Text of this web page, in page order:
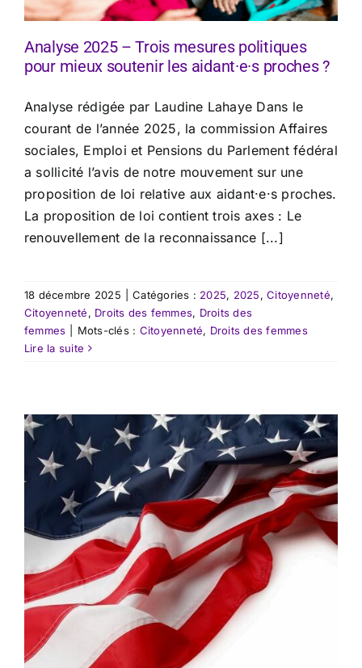
Analyse 2025 – Trois mesures politiques
pour mieux soutenir les aidant·e·s proches ?
Analyse rédigée par Laudine Lahaye Dans le
courant de l’année 2025, la commission Affaires
sociales, Emploi et Pensions du Parlement fédéral
a sollicité l’avis de notre mouvement sur une
proposition de loi relative aux aidant·e·s proches.
La proposition de loi contient trois axes : Le
renouvellement de la reconnaissance [...]
18 décembre 2025 Catégories : 2025, 2025,Citoyenneté,
Citoyenneté, Droits des femmes, Droits des
femmes
Mots-clés : Citoyenneté, Droits des femmes
Lire la suite